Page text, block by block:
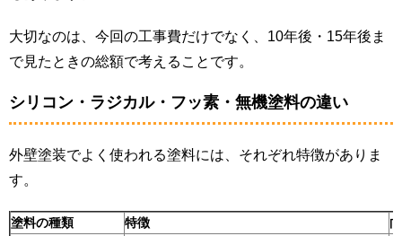
大切なのは、今回の工事費だけでなく、10年後・15年後ま
で見たときの総額で考えることです。
シリコン・ラジカル・フッ素・無機塗料の違い
外壁塗装でよく使われる塗料には、それぞれ特徴がありま
す。
塗料の種類 特徴